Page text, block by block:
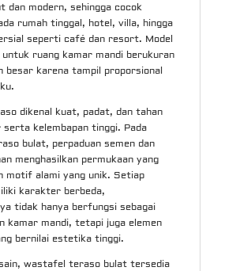
dan modern, sehingga cocok
rumah tinggal, hotel, villa, hingga
seperti café dan resort. Model
untuk ruang kamar mandi berukuran
besar karena tampil proporsional
dikenal kuat, padat, dan tahan
kelembapan tinggi. Pada
bulat, perpaduan semen dan
menghasilkan permukaan yang
motif alami yang unik. Setiap
karakter berbeda,
tidak hanya berfungsi sebagai
kamar mandi, tetapi juga elemen
bernilai estetika tinggi.
wastafel teraso bulat tersedia